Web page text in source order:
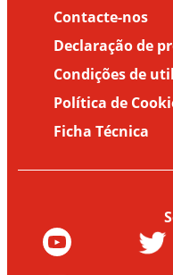
Contacte-nos
Declaração de
Condições de
Política de
Ficha Técnica